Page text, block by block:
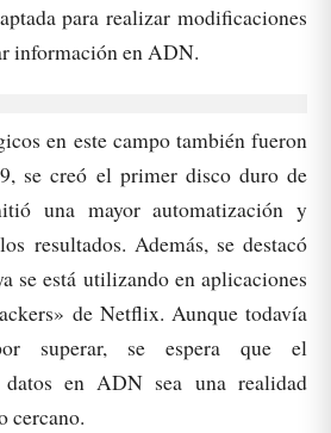
para realizar modificaciones
información en ADN.
en este campo también fueron
se creó el primer disco duro de
una mayor automatización y
resultados. Además, se destacó
se está utilizando en aplicaciones
de Netflix. Aunque todavía
superar, se espera que el
datos en ADN sea una realidad
cercano.